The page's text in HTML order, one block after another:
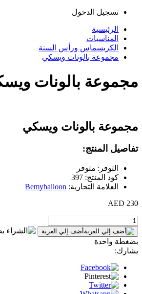
تسجيل الدخول
الرئيسية
المناسبات
الكريسماس ورأس السنة
مجموعة بالونات ويسكي
مجموعة بالونات
مجموعة بالونات ويسكي
تفاصيل المنتج:
التوفر: متوفر
كود المنتج: 397
العلامة التجارية: Bemyballoon
230 AED
أضف إلي العربة
بضغطة واحدة
يشارك: